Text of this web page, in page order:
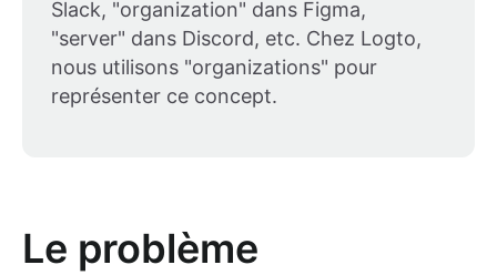
Slack, "organization" dans Figma,
"server" dans Discord, etc. Chez Logto,
nous utilisons "organizations" pour
représenter ce concept.
Le problème